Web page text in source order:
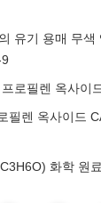
유기 용매 무색
로필렌 옥사이
필렌 옥사이드
화학 원